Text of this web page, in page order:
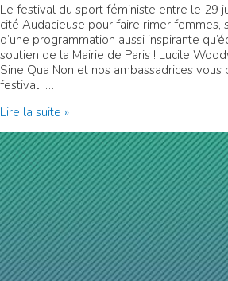
Le festival du sport féministe entre le 29
cité Audacieuse pour faire rimer
d’une programmation aussi inspirante
soutien de la Mairie de Paris ! Lucile
Sine Qua Non et nos ambassadrices
festival …
Sine
Non
Squad
–
Cité
Audacieuse
Lire la suite »